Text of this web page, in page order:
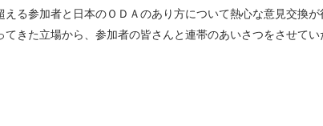
る参加者と日本のＯＤＡのあり方について熱心な意見交換が
きた立場から、参加者の皆さんと連帯のあいさつをさせてい